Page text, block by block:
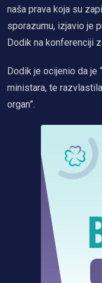
naša prava koja su
sporazumu, izjavio je
Dodik na konferenciji
Dodik je ocijenio da je
ministara, te
organ”.